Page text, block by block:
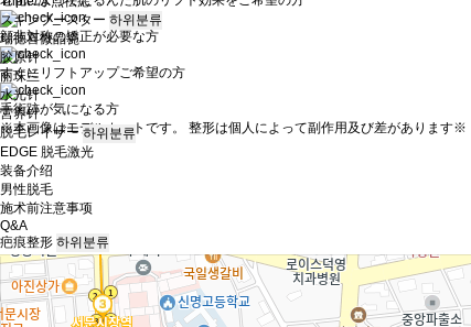
スキンブースター 하위분류
瑞德喜微晶瓷
胶原针
丽珠兰
水光针
营养针
脱毛レイザー 하위분류
EDGE 脱毛激光
装备介绍
男性脱毛
施术前注意事项
Q&A
疤痕整形 하위분류
疤痕治疗
人中缩小术
异物去除
ボディーケア／その他 하위분류
顔非対称の矯正が必要な方
すぐにリフトアップご希望の方
手術跡が気になる方
※本画像はモデルカットです。 整形は個人によって副作用及び差があります※